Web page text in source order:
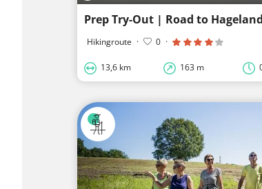
Prep Try-Out | Road to
Hikingroute · 0 ·
13,6 km 163 m